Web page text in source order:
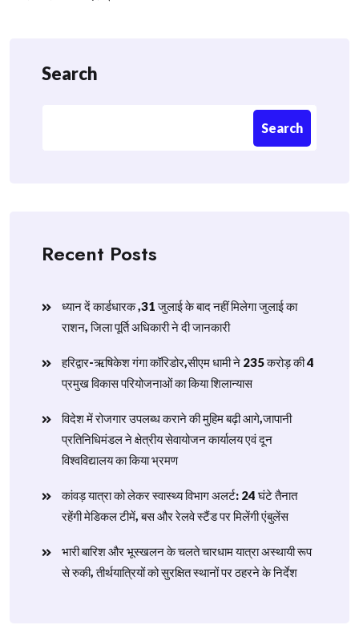
Search
Search
Recent Posts
ध्यान दें कार्डधारक ,31 जुलाई के बाद नहीं मिलेगा जुलाई का
राशन, जिला पूर्ति अधिकारी ने दी जानकारी
हरिद्वार-ऋषिकेश गंगा कॉरिडोर,सीएम धामी ने 235 करोड़ की 4
प्रमुख विकास परियोजनाओं का किया शिलान्यास
विदेश में रोजगार उपलब्ध कराने की मुहिम बढ़ी आगे,जापानी
प्रतिनिधिमंडल ने क्षेत्रीय सेवायोजन कार्यालय एवं दून
विश्वविद्यालय का किया भ्रमण
​कांवड़ यात्रा को लेकर स्वास्थ्य विभाग अलर्ट: 24 घंटे तैनात
रहेंगी मेडिकल टीमें, बस और रेलवे स्टैंड पर मिलेंगी एंबुलेंस
​भारी बारिश और भूस्खलन के चलते चारधाम यात्रा अस्थायी रूप
से रुकी, तीर्थयात्रियों को सुरक्षित स्थानों पर ठहरने के निर्देश